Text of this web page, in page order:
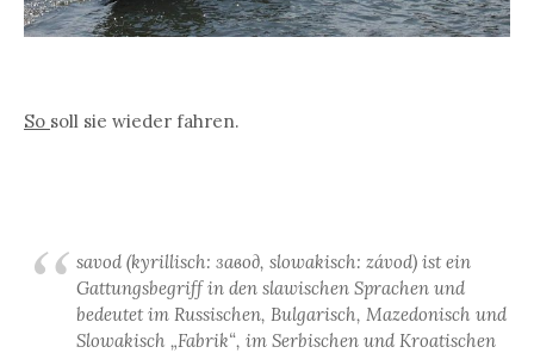
So soll sie wieder fahren.
savod (kyrillisch: завод, slowakisch: závod) ist ein
Gattungsbegriff in den slawischen Sprachen und
bedeutet im Russischen, Bulgarisch, Mazedonisch und
Slowakisch „Fabrik“, im Serbischen und Kroatischen